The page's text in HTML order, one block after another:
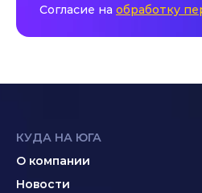
Согласие на обработку
КУДА НА ЮГА
О компании
Новости